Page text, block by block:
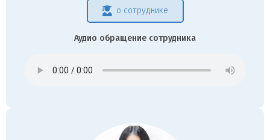
о сотруднике
Аудио обращение сотрудника